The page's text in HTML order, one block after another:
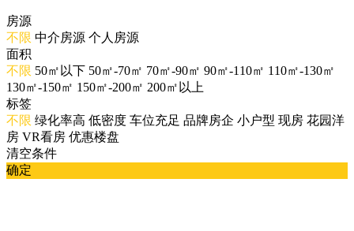
房源
不限 中介房源 个人房源
面积
不限 50㎡以下 50㎡-70㎡ 70㎡-90㎡ 90㎡-110㎡ 110㎡-130㎡
130㎡-150㎡ 150㎡-200㎡ 200㎡以上
标签
不限 绿化率高 低密度 车位充足 品牌房企 小户型 现房 花园洋
房 VR看房 优惠楼盘
清空条件
确定